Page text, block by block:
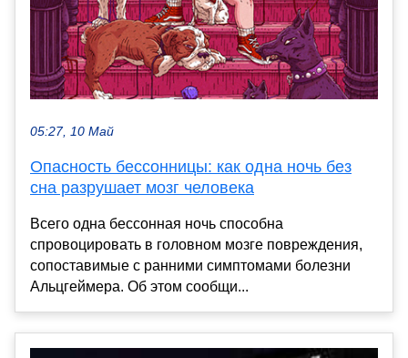
05:27, 10 Май
Опасность бессонницы: как одна ночь без
сна разрушает мозг человека
Всего одна бессонная ночь способна
спровоцировать в головном мозге повреждения,
сопоставимые с ранними симптомами болезни
Альцгеймера. Об этом сообщи...